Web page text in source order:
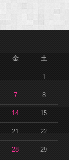
金 土
1
7 8
14 15
21 22
28 29